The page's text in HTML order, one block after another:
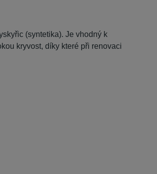
(syntetika). Je vhodný k
kryvost, díky které při renovaci